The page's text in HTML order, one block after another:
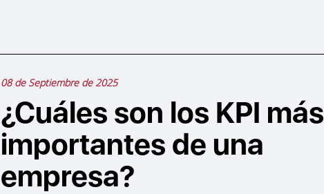
08 de Septiembre de 2025
¿Cuáles son los KPI más
importantes de una
empresa?